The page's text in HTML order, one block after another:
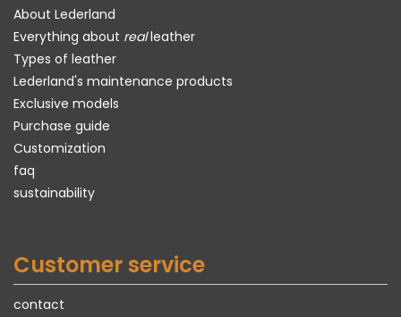
About Lederland
Everything about realleather
Types of leather
Lederland's maintenance products
Exclusive models
Purchase guide
Customization
faq
sustainability
Customer service
contact